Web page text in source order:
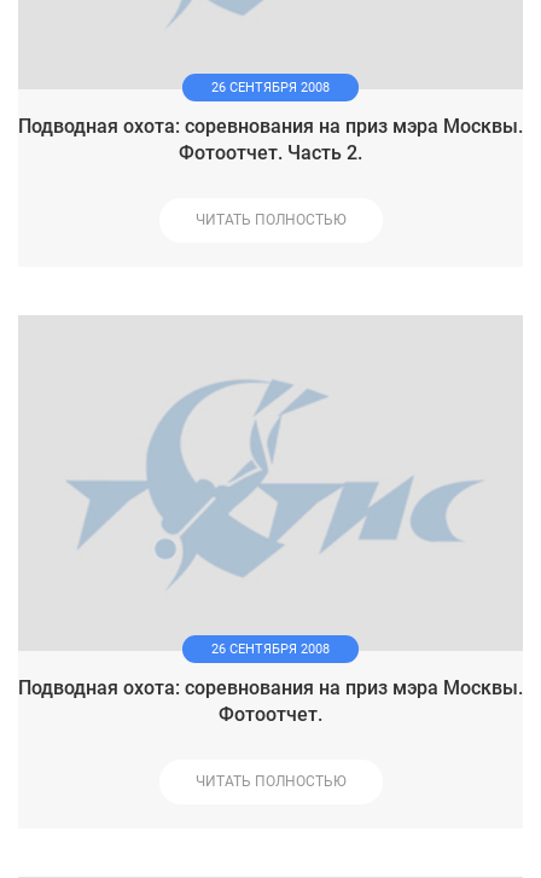
26 СЕНТЯБРЯ 2008
Подводная охота: соревнования на приз мэра Москвы.
Фотоотчет. Часть 2.
ЧИТАТЬ ПОЛНОСТЬЮ
26 СЕНТЯБРЯ 2008
Подводная охота: соревнования на приз мэра Москвы.
Фотоотчет.
ЧИТАТЬ ПОЛНОСТЬЮ